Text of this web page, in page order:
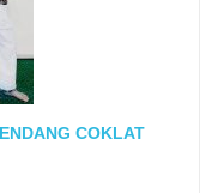
COKLAT